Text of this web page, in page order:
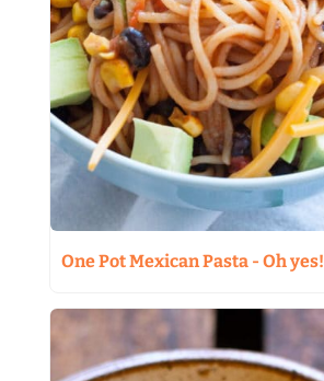
One Pot Mexican Pasta - Oh yes!